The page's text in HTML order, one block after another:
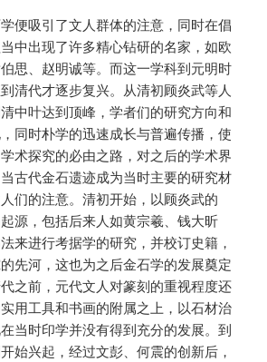
便吸引了文人群体的注意，同时在倡
中出现了许多精心钻研的名家，如欧
思、赵明诚等。而这一学科到元明时
清代才逐步复兴。从清初顾炎武等人
中叶达到顶峰，学者们的研究方向和
同时朴学的迅速成长与普遍传播，使
术探究的必由之路，对之后的学术界
古代金石遗迹成为当时主要的研究材
们的注意。清初开始，以顾炎武的
起源，包括后来人如黄宗羲、钱大昕
来进行考据学的研究，并校订史籍，
先河，这也为之后金石学的发展奠定
之前，元代文人对篆刻的重视程度还
用工具和书画的附属之上，以石材治
当时印学并没有得到充分的发展。到
始兴起，经过文彭、何震的创新后，